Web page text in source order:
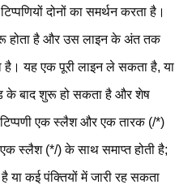
दोनों का समर्थन करता है।
होता है और उस लाइन के अंत तक
है। यह एक पूरी लाइन ले सकता है, या
के बाद शुरू हो सकता है और शेष
एक स्लैश और एक तारक (/*)
स्लैश (*/) के साथ समाप्त होती है;
या कई पंक्तियों में जारी रह सकता